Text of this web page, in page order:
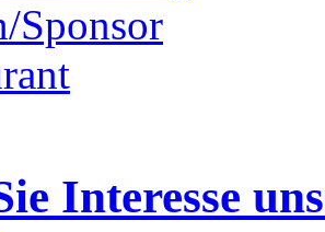
Sponsor
Interesse